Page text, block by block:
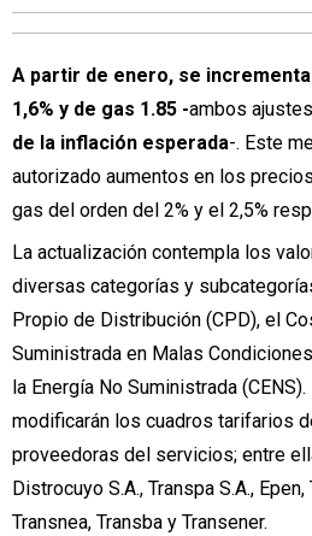
A partir de enero, se
1,6% y de gas 1.85 -ambos
de la inflación esperada-. Este
autorizado aumentos en los
gas del orden del 2% y el 2,5%
La actualización contempla los
diversas categorías y
Propio de Distribución (CPD), el
Suministrada en Malas
la Energía No Suministrada
modificarán los cuadros tarifarios
proveedoras del servicios; entre
Distrocuyo S.A., Transpa S.A.,
Transnea, Transba y Transener.